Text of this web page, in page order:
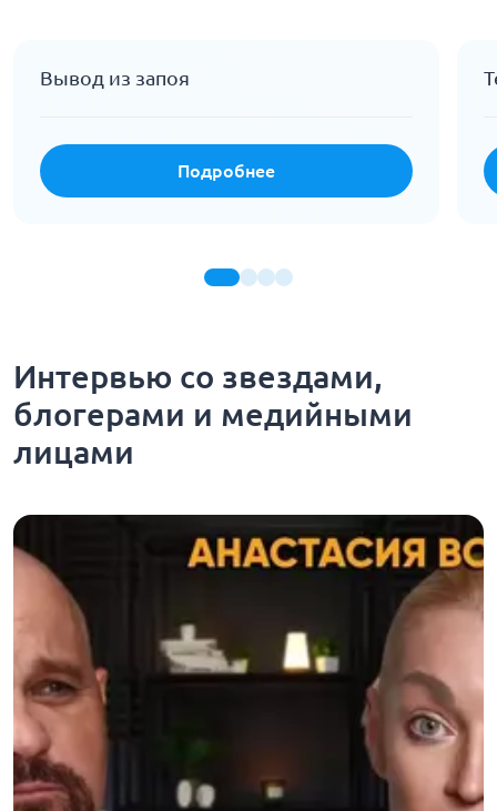
Вывод из запоя
Подробнее
Интервью со звездами,
блогерами и медийными
лицами